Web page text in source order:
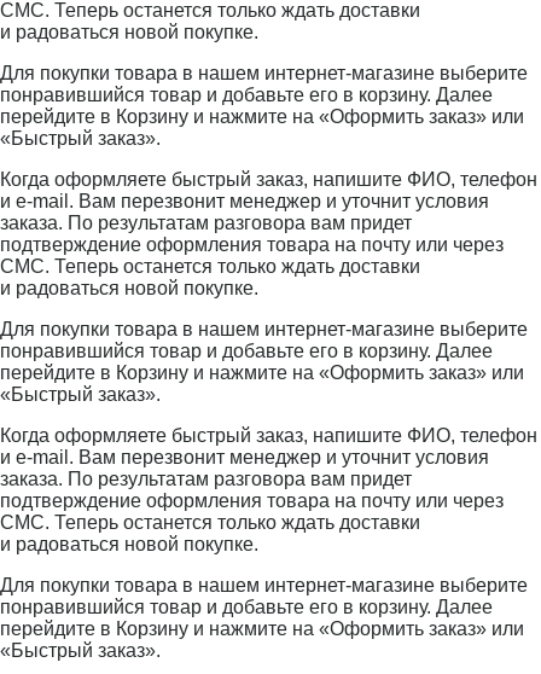
СМС. Теперь останется только ждать доставки
и радоваться новой покупке.
Для покупки товара в нашем интернет-магазине выберите
понравившийся товар и добавьте его в корзину. Далее
перейдите в Корзину и нажмите на «Оформить заказ» или
«Быстрый заказ».
Когда оформляете быстрый заказ, напишите ФИО, телефон
и e-mail. Вам перезвонит менеджер и уточнит условия
заказа. По результатам разговора вам придет
подтверждение оформления товара на почту или через
СМС. Теперь останется только ждать доставки
и радоваться новой покупке.
Для покупки товара в нашем интернет-магазине выберите
понравившийся товар и добавьте его в корзину. Далее
перейдите в Корзину и нажмите на «Оформить заказ» или
«Быстрый заказ».
Когда оформляете быстрый заказ, напишите ФИО, телефон
и e-mail. Вам перезвонит менеджер и уточнит условия
заказа. По результатам разговора вам придет
подтверждение оформления товара на почту или через
СМС. Теперь останется только ждать доставки
и радоваться новой покупке.
Для покупки товара в нашем интернет-магазине выберите
понравившийся товар и добавьте его в корзину. Далее
перейдите в Корзину и нажмите на «Оформить заказ» или
«Быстрый заказ».